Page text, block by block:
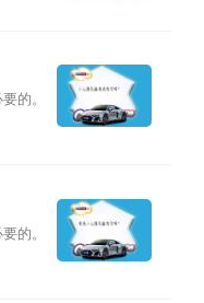
的。
的。